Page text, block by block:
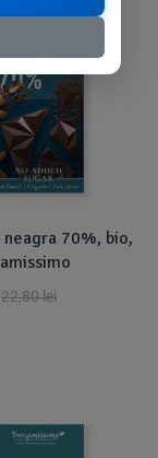
70%, bio,
22,80lei